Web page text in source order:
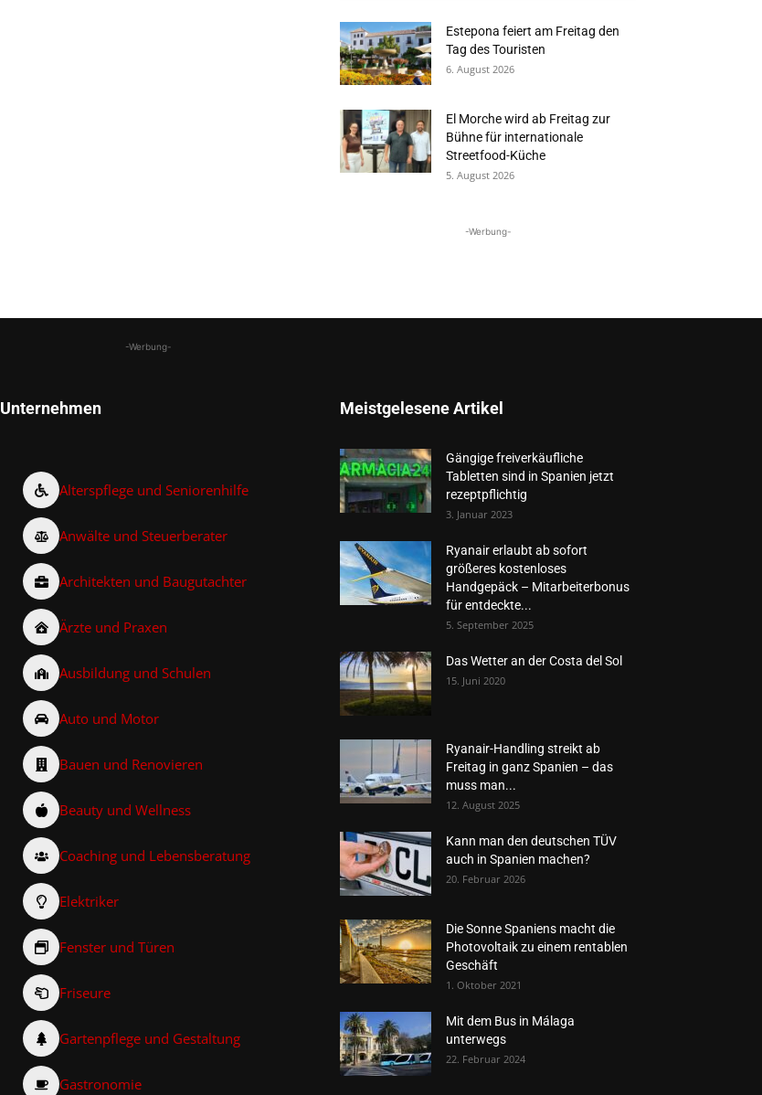
Estepona feiert am Freitag den
Tag des Touristen
6. August 2026
El Morche wird ab Freitag zur
Bühne für internationale
Streetfood-Küche
5. August 2026
-Werbung-
-Werbung-
Unternehmen
Alterspflege und Seniorenhilfe
Anwälte und Steuerberater
Architekten und Baugutachter
Ärzte und Praxen
Ausbildung und Schulen
Auto und Motor
Bauen und Renovieren
Beauty und Wellness
Coaching und Lebensberatung
Elektriker
Fenster und Türen
Friseure
Gartenpflege und Gestaltung
Gastronomie
Meistgelesene Artikel
Gängige freiverkäufliche
Tabletten sind in Spanien jetzt
rezeptpflichtig
3. Januar 2023
Ryanair erlaubt ab sofort
größeres kostenloses
Handgepäck – Mitarbeiterbonus
für entdeckte...
5. September 2025
Das Wetter an der Costa del Sol
15. Juni 2020
Ryanair-Handling streikt ab
Freitag in ganz Spanien – das
muss man...
12. August 2025
Kann man den deutschen TÜV
auch in Spanien machen?
20. Februar 2026
Die Sonne Spaniens macht die
Photovoltaik zu einem rentablen
Geschäft
1. Oktober 2021
Mit dem Bus in Málaga
unterwegs
22. Februar 2024